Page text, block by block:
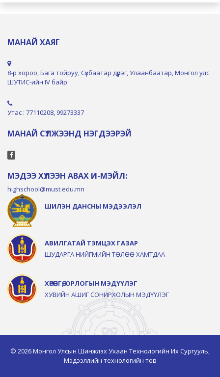
МАНАЙ ХАЯГ
8-р хороо, Бага тойруу, Сүхбаатар дүүрэг, Улаанбаатар, Монгол улс
ШУТИС-ийн IV байр
Утас : 77110208, 99273337
МАНАЙ СҮЛЖЭЭНД НЭГДЭЭРЭЙ
МЭДЭЭ ХҮЛЭЭН АВАХ И-МЭЙЛ:
highschool@must.edu.mn
ШИЛЭН ДАНСНЫ МЭДЭЭЛЭЛ
АВИЛГАТАЙ ТЭМЦЭХ ГАЗАР
ШУДАРГА НИЙГМИЙН ТӨЛӨӨ ХАМТДАА
ХӨРӨНГӨ, ОРЛОГЫН МЭДҮҮЛЭГ
ХУВИЙН АШИГ СОНИРХОЛЫН МЭДҮҮЛЭГ
© 2026 Монгол Улсын Шинжлэх Ухаан Технологийн Их Сургууль,
Мэдээллийн технологийн төв